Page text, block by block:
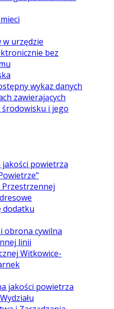
w urzędzie
bez
wykaz danych
zawierających
i jego
powietrza
dodatku
obrona cywilna
linii
Witkowice-
jakości powietrza